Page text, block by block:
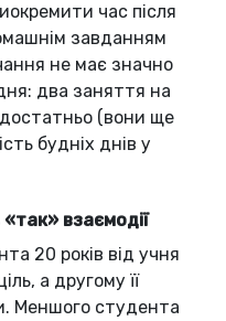
час після
завданням
не має значно
два заняття на
(вони ще
будніх днів у
взаємодії
20 років від учня
а другому її
Меншого студента